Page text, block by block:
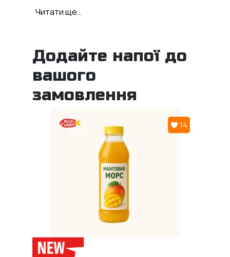
робочого дня. Легко, поживно і з
турботою про ваш комфорт.
Курячий бульйон— прозорий,
ароматний, зігріваючий — класичний
смак, що ніколи не підводить.
шматочки яловичини з овочами у теплому
Морс “Імбир-лимон”— натуральний
напій з легкою свіжістю та пікантною
Замовляйте Комбо Ланч №18 з
доставкою по Запоріжжю
Обирайте здоровий, смачний і
збалансований обід разом із "Алло,
Лосось". Ми дбаємо, щоб кожна страва
потрапила до вас теплою та вчасно.
Читати ще…
Додайте напої до
вашого
замовлення
14